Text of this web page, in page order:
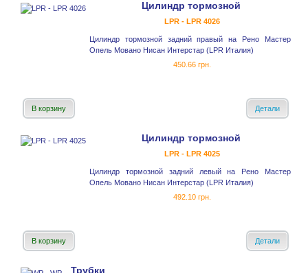
Цилиндр тормозной
LPR - LPR 4026
Цилиндр тормозной задний правый на Рено Мастер
Опель Мовано Нисан Интерстар (LPR Италия)
450.66 грн.
В корзину Детали
Цилиндр тормозной
LPR - LPR 4025
Цилиндр тормозной задний левый на Рено Мастер
Опель Мовано Нисан Интерстар (LPR Италия)
492.10 грн.
В корзину Детали
Трубки